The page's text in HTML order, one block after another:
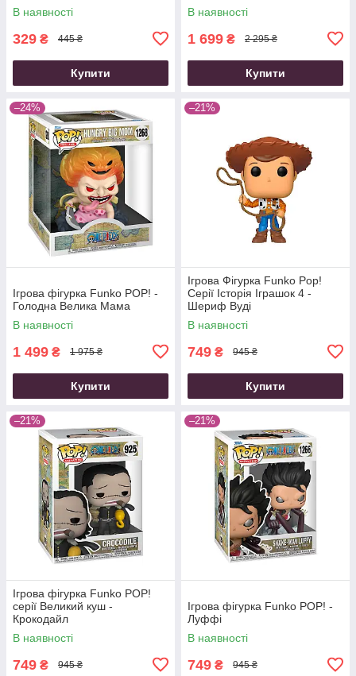
В наявності
329 ₴ 445 ₴
Купити
В наявності
1 699 ₴ 2 295 ₴
Купити
–24%
Ігрова фігурка Funko POP! -
Голодна Велика Мама
В наявності
1 499 ₴ 1 975 ₴
Купити
–21%
Ігрова Фігурка Funko Pop!
Серії Історія Іграшок 4 -
Шериф Вуді
В наявності
749 ₴ 945 ₴
Купити
–21%
Ігрова фігурка Funko POP!
cерії Великий куш -
Крокодайл
В наявності
749 ₴ 945 ₴
–21%
Ігрова фігурка Funko POP! -
Луффі
В наявності
749 ₴ 945 ₴